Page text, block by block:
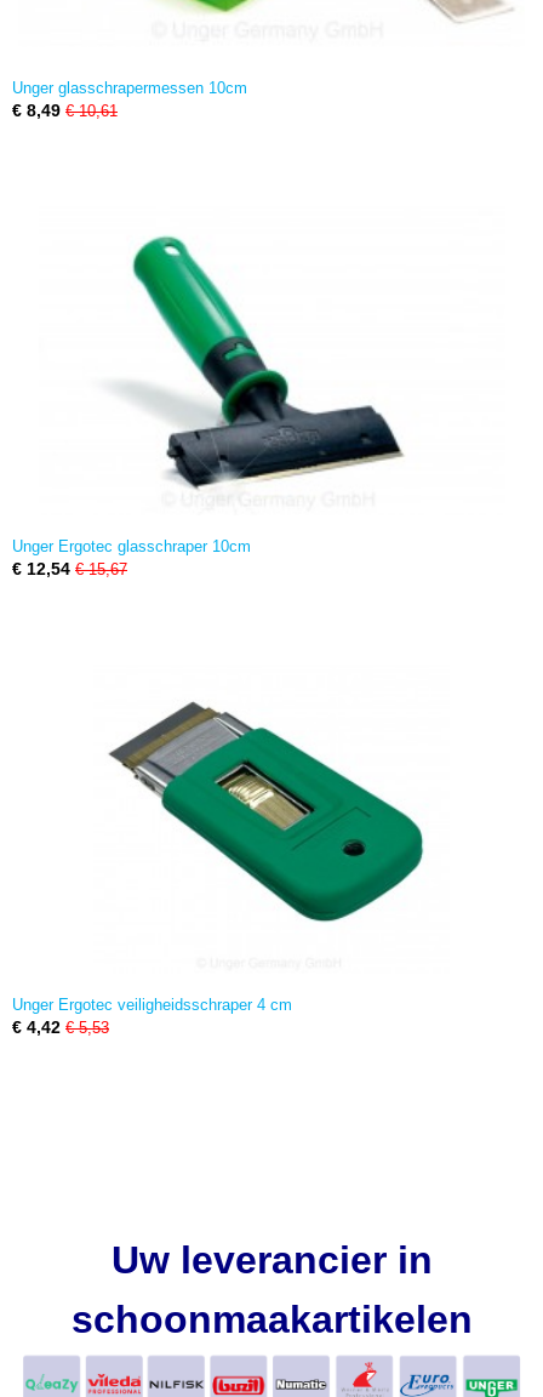
Unger glasschrapermessen 10cm
€ 8,49 € 10,61
Unger Ergotec glasschraper 10cm
€ 12,54 € 15,67
Unger Ergotec veiligheidsschraper 4 cm
€ 4,42 € 5,53
Uw leverancier in
schoonmaakartikelen